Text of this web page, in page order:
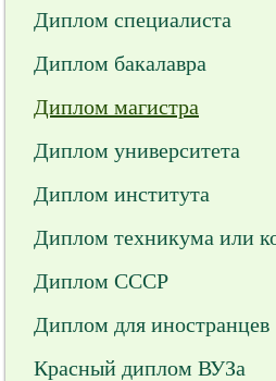
Диплом специалиста
Диплом бакалавра
Диплом магистра
Диплом университета
Диплом института
Диплом техникума или
Диплом СССР
Диплом для иностранцев
Красный диплом ВУЗа